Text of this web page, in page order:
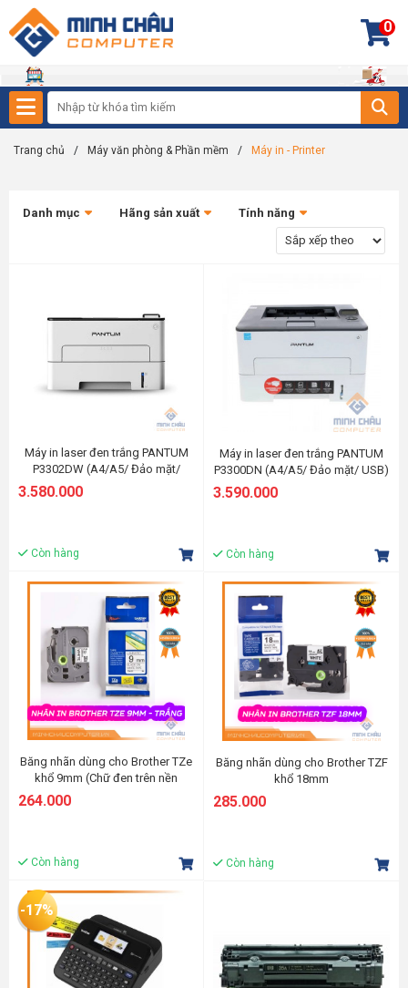
0
Trang chủ / Máy văn phòng & Phần mềm / Máy in - Printer
Danh mục Hãng sản xuất Tính năng
Máy in laser đen trắng PANTUM
P3302DW (A4/A5/ Đảo mặt/
USB/ LAN/ WIFI)
3.580.000
Còn hàng
Máy in laser đen trắng PANTUM
P3300DN (A4/A5/ Đảo mặt/ USB)
3.590.000
Còn hàng
Băng nhãn dùng cho Brother TZe
khổ 9mm (Chữ đen trên nền
264.000
Còn hàng
Băng nhãn dùng cho Brother TZF
khổ 18mm
(White/Yellow/Blue/Green)
285.000
Còn hàng
-17%